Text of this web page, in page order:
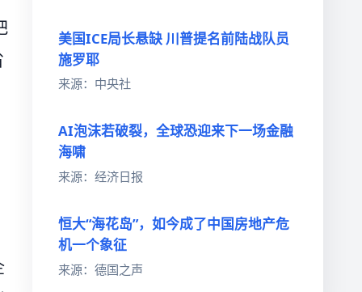
美国ICE局长悬缺 川普提名前陆战队员
施罗耶
来源：中央社
AI泡沫若破裂，全球恐迎来下一场金融
海啸
来源：经济日报
恒大“海花岛”，如今成了中国房地产危
机一个象征
来源：德国之声